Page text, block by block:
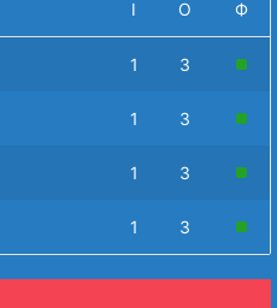
І О Ф
1 3
1 3
1 3
1 3